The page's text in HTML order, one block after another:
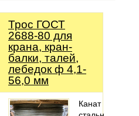
Трос ГОСТ
2688-80 для
крана, кран-
балки, талей,
лебедок ф 4,1-
56,0 мм
Канат